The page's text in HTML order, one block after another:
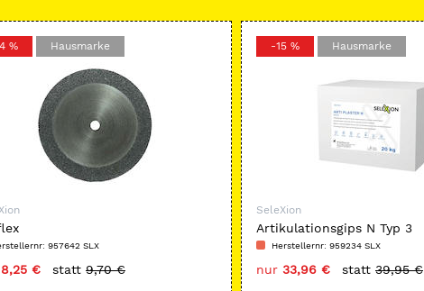
% Hausmarke
957642 SLX
8,25 € statt 9,70 €
-15 % Hausmarke
SeleXion
Artikulationsgips N Typ 3
Herstellernr: 959234 SLX
nur 33,96 € statt 39,95 €